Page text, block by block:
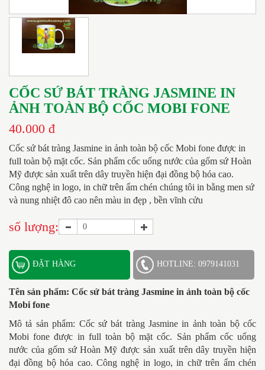
CỐC SỨ BÁT TRÀNG JASMINE IN
ẢNH TOÀN BỘ CỐC MOBI FONE
40.000 đ
Cốc sứ bát tràng Jasmine in ảnh toàn bộ cốc Mobi fone được in
full toàn bộ mặt cốc. Sản phẩm cốc uống nước của gốm sứ Hoàn
Mỹ được sản xuất trên dây truyền hiện đại đồng bộ hóa cao.
Công nghệ in logo, in chữ trên ấm chén chúng tôi in bằng men sứ
và nung nhiệt đô cao nên màu in đẹp , bền vĩnh cửu
số lượng:
ĐẶT HÀNG HOTLINE: 0979141031
Tên sản phẩm: Cốc sứ bát tràng Jasmine in ảnh toàn bộ cốc
Mobi fone
Mô tả sản phẩm: Cốc sứ bát tràng Jasmine in ảnh toàn bộ cốc
Mobi fone được in full toàn bộ mặt cốc. Sản phẩm cốc uống
nước của gốm sứ Hoàn Mỹ được sản xuất trên dây truyền hiện
đại đồng bộ hóa cao. Công nghệ in logo, in chữ trên ấm chén